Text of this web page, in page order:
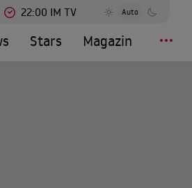
22:00 IM TV Auto
Stars Magazin